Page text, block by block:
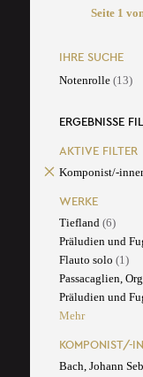
Seite 1
IHRE SUCHE
Notenrolle (13)
ERGEBNISSE
AKTIVE FILTER
Komponist/-
WERKE
Tiefland (6)
Präludien und
Flauto solo (1)
Passacaglien,
Präludien und
Mehr
KOMPONIST/-
Bach, Johann